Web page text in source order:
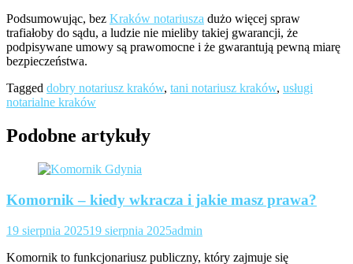
Podsumowując, bez Kraków notariusza dużo więcej spraw
trafiałoby do sądu, a ludzie nie mieliby takiej gwarancji, że
podpisywane umowy są prawomocne i że gwarantują pewną miarę
bezpieczeństwa.
Tagged dobry notariusz kraków, tani notariusz kraków, usługi
notarialne kraków
Podobne artykuły
Komornik – kiedy wkracza i jakie masz prawa?
19 sierpnia 202519 sierpnia 2025admin
Komornik to funkcjonariusz publiczny, który zajmuje się